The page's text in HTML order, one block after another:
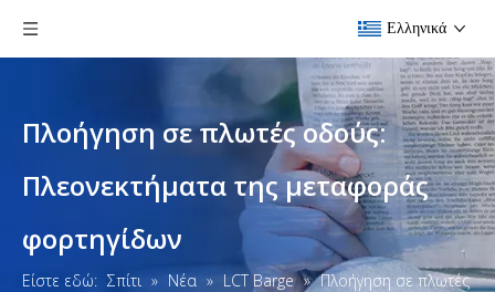
Ελληνικά
Πλοήγηση σε πλωτές οδούς:
Πλεονεκτήματα της μεταφοράς
φορτηγίδων
Είστε εδώ: Σπίτι » Νέα » LCT Barge » Πλοήγηση σε πλωτές